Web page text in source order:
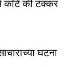
काँटे की टक्कर
घटना